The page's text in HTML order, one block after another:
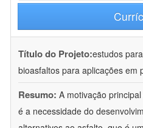
Título do Projeto:estudos
bioasfaltos para aplicações em
Resumo: A motivação
é a necessidade do